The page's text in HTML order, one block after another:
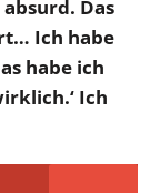
absurd. Das
Ich habe
habe ich
Ich